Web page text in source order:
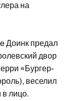
на
Доинк предал
двор
«Бургер-
веселил
в лицо.